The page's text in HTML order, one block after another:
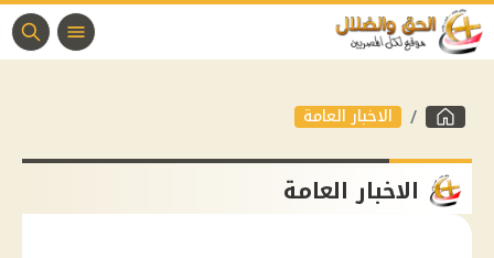
الاخبار العامة
الاخبار العامة